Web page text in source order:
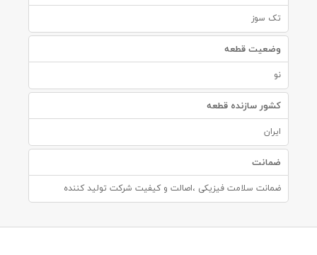
تک سوز
وضعیت قطعه
نو
کشور سازنده قطعه
ایران
ضمانت
ضمانت سلامت فیزیکی ،اصالت و کیفیت شرکت تولید کننده